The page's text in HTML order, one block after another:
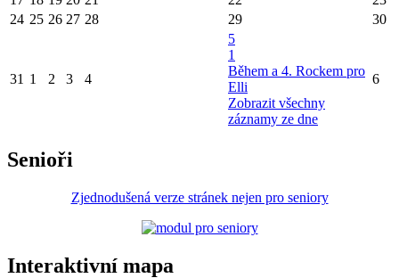
24 25 26 27 28 29 30
31 1 2 3 4
5
1
Během a 4. Rockem pro
Elli
Zobrazit všechny
záznamy ze dne
6
Senioři
Zjednodušená verze stránek nejen pro seniory
Interaktivní mapa